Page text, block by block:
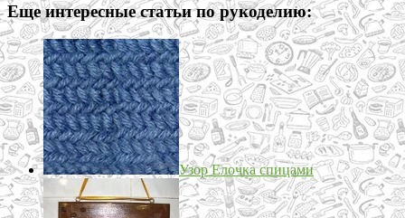
Еще интересные статьи по рукоделию:
Узор Елочка спицами